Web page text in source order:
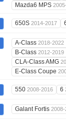
Mazda6 MPS
650S 2014-2017
A-Class 2018-2022
B-Class 2012-2019
CLA-Class AMG
E-Class Coupe
550 2008-2016 6
Galant Fortis 2008-